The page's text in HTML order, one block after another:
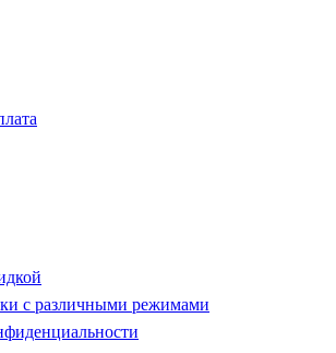
с различными режимами